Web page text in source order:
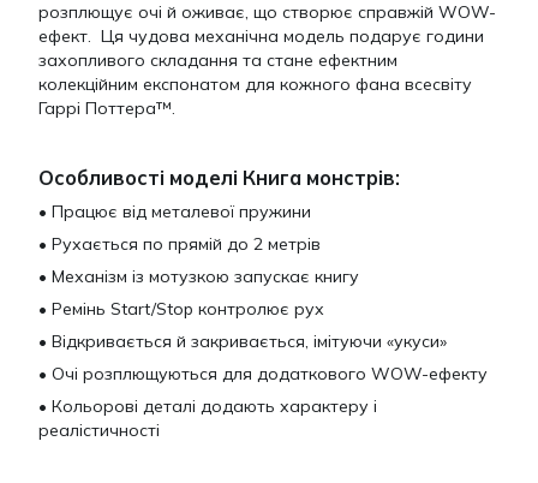
розплющує очі й оживає, що створює справжій WOW-
ефект. Ця чудова механічна модель подарує години
захопливого складання та стане ефектним
колекційним експонатом для кожного фана всесвіту
Гаррі Поттера™.
Особливості моделі Книга монстрів:
• Працює від металевої пружини
• Рухається по прямій до 2 метрів
• Механізм із мотузкою запускає книгу
• Ремінь Start/Stop контролює рух
• Відкривається й закривається, імітуючи «укуси»
• Очі розплющуються для додаткового WOW-ефекту
• Кольорові деталі додають характеру і
реалістичності